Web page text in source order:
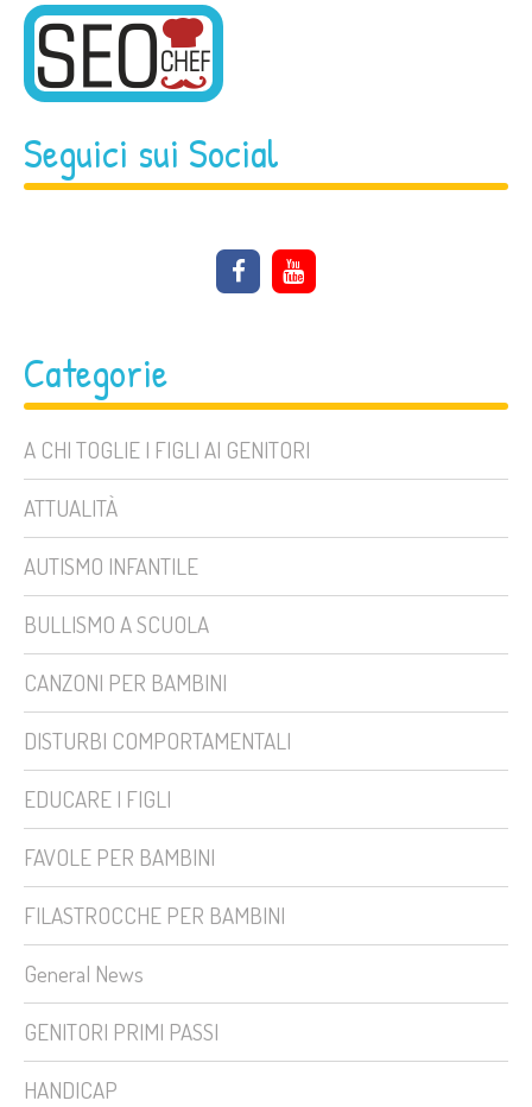
Seguici sui Social
Categorie
A CHI TOGLIE I FIGLI AI GENITORI
ATTUALITÀ
AUTISMO INFANTILE
BULLISMO A SCUOLA
CANZONI PER BAMBINI
DISTURBI COMPORTAMENTALI
EDUCARE I FIGLI
FAVOLE PER BAMBINI
FILASTROCCHE PER BAMBINI
General News
GENITORI PRIMI PASSI
HANDICAP